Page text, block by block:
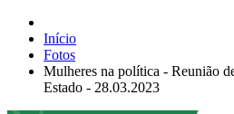
Início
Fotos
Mulheres na política - Reunião
Estado - 28.03.2023